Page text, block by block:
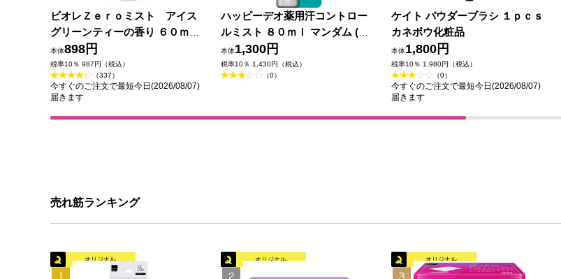
ビオレＺｅｒｏミスト アイス
グリーンティーの香り ６０ｍＬ
花王
本体898円
税率10％ 987円（税込）
（337）
今すぐのご注文で最短今日(2026/08/07)
届きます
ハッピーデオ薬用汗コントロー
ルミスト ８０ｍｌ マンダム (医
薬部外品)
本体1,300円
税率10％ 1,430円（税込）
（0）
ケイト パウダーブラシ １ｐｃｓ
カネボウ化粧品
本体1,800円
税率10％ 1,980円（税込）
（0）
今すぐのご注文で最短今日(2026/08/07)
届きます
売れ筋ランキング
オリジナル オリジナル オリジナル